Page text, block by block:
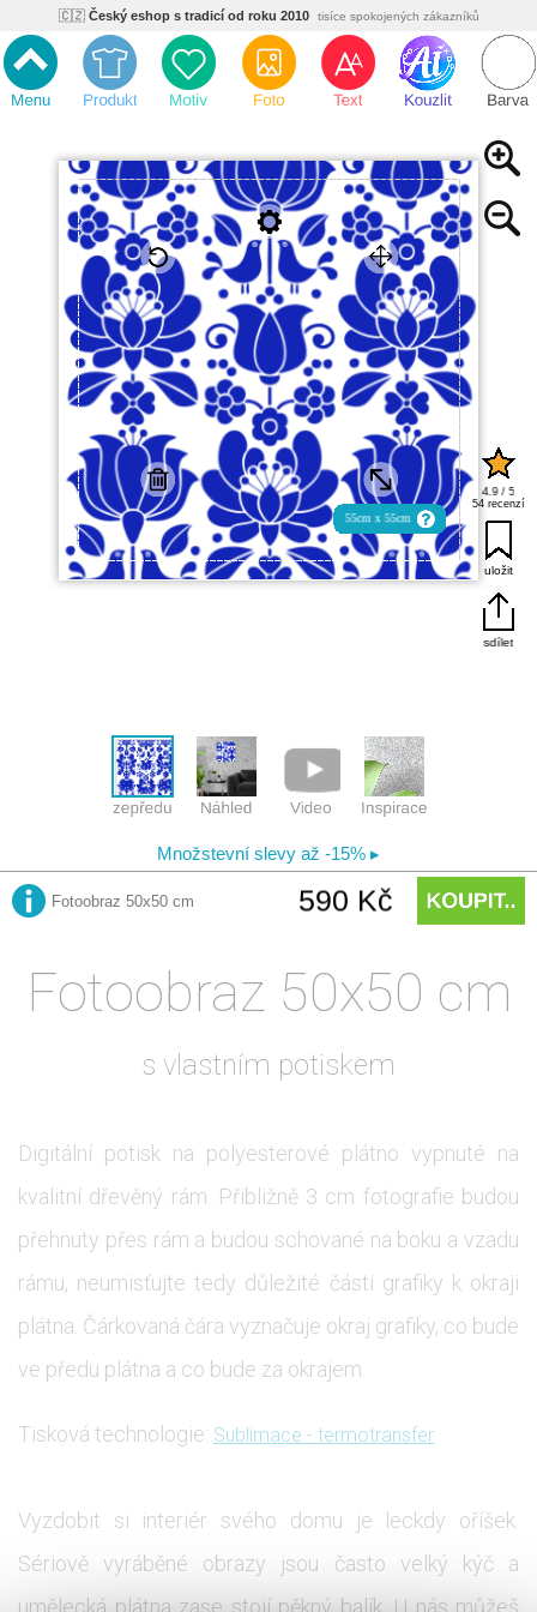
🇨🇿 Český eshop s tradicí od roku 2010 tisíce spokojených zákazníků
Ekologický a zdravotně nezávadný žádná čína, barvy s certifikáty
💡Inovativní výroba vlastní vývoj, nejnovější technologie
Rychlé dodání expedujeme do 24h
🔥Kvalita pod kontrolou jsme přímý výrobce, žádný zprostředkovatel
🇨🇿Český eshop s tradicí od roku 2010 tisíce spokojených zákazníků
Fotoobraz 50x50 cm
s vlastním potiskem
Digitální potisk na polyesterové plátno vypnuté na
kvalitní dřevěný rám. Přibližně 3 cm fotografie budou
přehnuty přes rám a budou schované na boku a vzadu
rámu, neumisťujte tedy důležité části grafiky k okraji
plátna. Čárkovaná čára vyznačuje okraj grafiky, co bude
ve předu plátna a co bude za okrajem.
Tisková technologie: Sublimace - termotransfer
Vyzdobit si interiér svého domu je leckdy oříšek.
Sériově vyráběné obrazy jsou často velký kýč a